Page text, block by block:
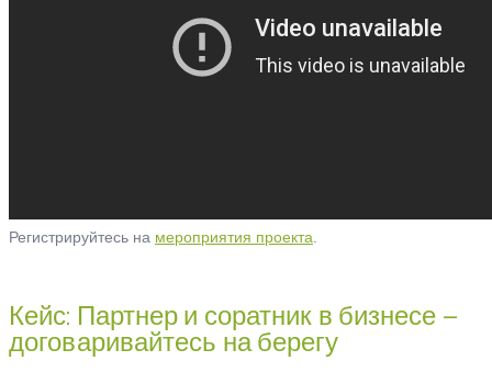
Регистрируйтесь на мероприятия проекта
Кейс: Партнер и соратник в бизнесе –
договаривайтесь на берегу